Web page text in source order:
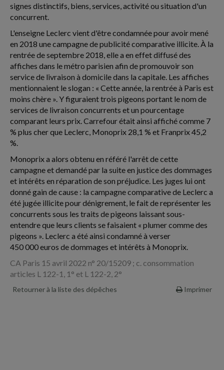
signes distinctifs, biens, services, activité ou situation d'un
concurrent.
L'enseigne Leclerc vient d'être condamnée pour avoir mené
en 2018 une campagne de publicité comparative illicite. À la
rentrée de septembre 2018, elle a en effet diffusé des
affiches dans le métro parisien afin de promouvoir son
service de livraison à domicile dans la capitale. Les affiches
mentionnaient le slogan : « Cette année, la rentrée à Paris est
moins chère ». Y figuraient trois pigeons portant le nom de
services de livraison concurrents et un pourcentage
comparant leurs prix. Carrefour était ainsi affiché comme 7
% plus cher que Leclerc, Monoprix 28,1 % et Franprix 45,2
%.
Monoprix a alors obtenu en référé l'arrêt de cette
campagne et demandé par la suite en justice des dommages
et intérêts en réparation de son préjudice. Les juges lui ont
donné gain de cause : la campagne comparative de Leclerc a
été jugée illicite pour dénigrement, le fait de représenter les
concurrents sous les traits de pigeons laissant sous-
entendre que leurs clients se faisaient « plumer comme des
pigeons ». Leclerc a été ainsi condamné à verser
450 000 euros de dommages et intérêts à Monoprix.
CA Paris 15 avril 2022 n° 20/15209 ; c. consommation
articles L 122-1, 1° et L 122-2, 2°
Retourner à la liste des dépêches Imprimer